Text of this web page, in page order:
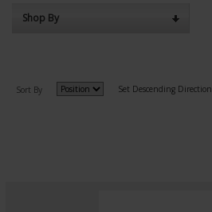
Shop By
Sort By Set Descending Direction